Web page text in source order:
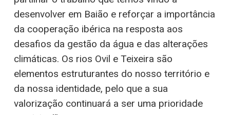
desenvolver em Baião e reforçar a importância
da cooperação ibérica na resposta aos
desafios da gestão da água e das alterações
climáticas. Os rios Ovil e Teixeira são
elementos estruturantes do nosso território e
da nossa identidade, pelo que a sua
valorização continuará a ser uma prioridade